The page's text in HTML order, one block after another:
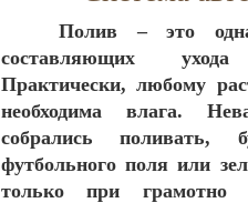
Полив – это
составляющих
Практически, любому
необходима влага.
собрались поливать,
футбольного поля или
только при грамотно